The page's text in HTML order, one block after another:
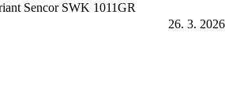
Sencor SWK 1011GR
26. 3. 2026